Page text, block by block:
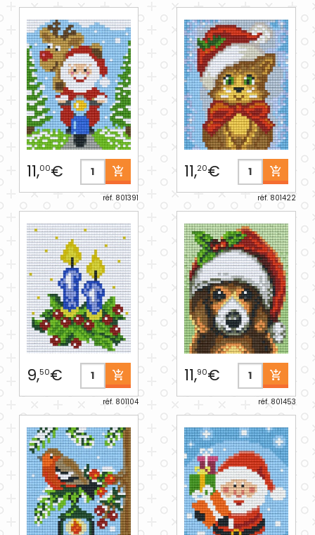
11,00€
réf. 801391
11,20€
réf. 801422
9,50€
réf. 801104
11,90€
réf. 801453